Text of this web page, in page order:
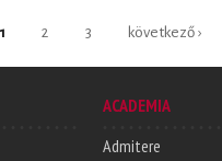
1 2 3 következő ›
ACADEMIA
Admitere